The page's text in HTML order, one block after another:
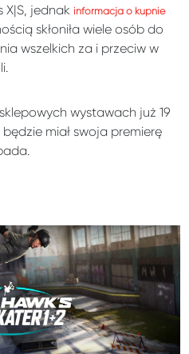
X|S, jednakinformacja o kupnie
skłoniła wiele osób do
wszelkich za i przeciw w
wystawach już 19
miał swoja premierę